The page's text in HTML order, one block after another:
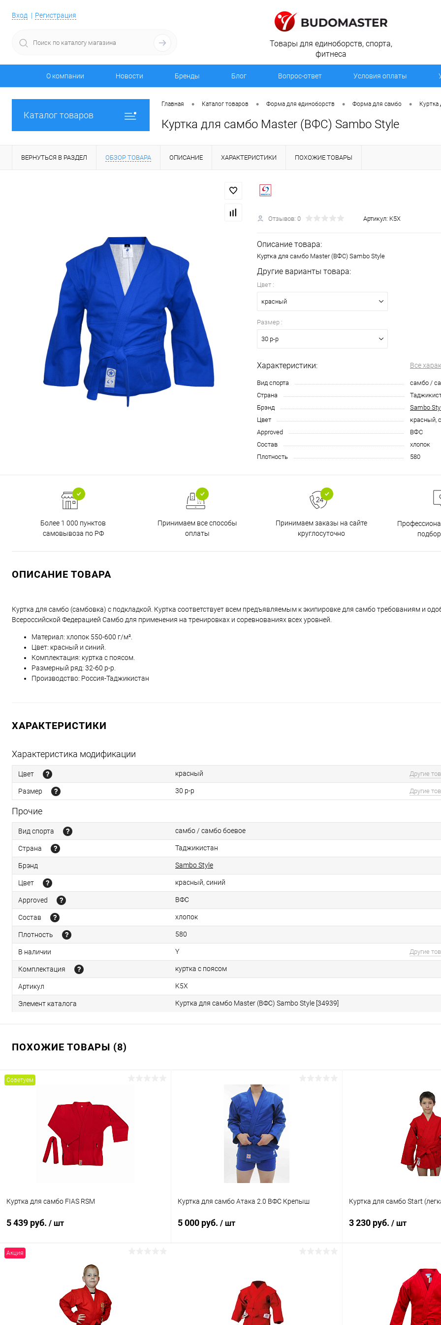
Вход Регистрация
Товары для единоборств, спорта,
фитнеса
О компании Новости Бренды Блог Вопрос-ответ Условия оплаты
Каталог товаров
Главная • Каталог товаров • Форма для единоборств • Форма для самбо • Куртка
Куртка для самбо Master (ВФС) Sambo Style
ВЕРНУТЬСЯ В РАЗДЕЛ ОБЗОР ТОВАРА ОПИСАНИЕ ХАРАКТЕРИСТИКИ ПОХОЖИЕ ТОВАРЫ
Отзывов: 0 Артикул: K5Х
Описание товара:
Куртка для самбо Master (ВФС) Sambo Style
Другие варианты товара:
Цвет :
красный
Размер :
30 р-р
Характеристики: Все
Вид спорта
самбо /
Страна
Брэнд
Sambo
Цвет
красный,
Approved
ВФС
Состав
хлопок
Плотность
580
Более 1 000 пунктов
самовывоза по РФ
Принимаем все способы
оплаты
Принимаем заказы на сайте
круглосуточно
ОПИСАНИЕ ТОВАРА
Куртка для самбо (самбовка) с подкладкой. Куртка соответствует всем предъявляемым к экипировке для самбо требованиям и
Всероссийской Федерацией Самбо для применения на тренировках и соревнованиях всех уровней.
Материал: хлопок 550-600 г/м².
Цвет: красный и синий.
Комплектация: куртка с поясом.
Размерный ряд: 32-60 р-р.
Производство: Россия-Таджикистан
ХАРАКТЕРИСТИКИ
Характеристика модификации
Цвет красный Другие
Размер 30 р-р Другие
Прочие
Вид спорта самбо / самбо боевое
Страна Таджикистан
Брэнд Sambo Style
Цвет красный, синий
Approved ВФС
Состав хлопок
Плотность 580
В наличии Y Другие
Комплектация куртка с поясом
Артикул K5Х
Элемент каталога Куртка для самбо Master (ВФС) Sambo Style [34939]
ПОХОЖИЕ ТОВАРЫ (8)
Советуем
Куртка для самбо FIAS RSM
5 439 руб. / шт
В корзину
Под заказ
Куртка для самбо Атака 2.0 ВФС Крепыш
5 000 руб. / шт
Сравнение
В наличии
Куртка для самбо Start
3 230 руб. / шт
Купить в 1 клик
В избранное
Акция